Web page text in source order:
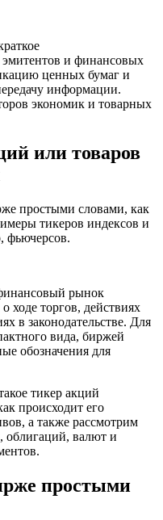
эмитентов и финансовых
ценных бумаг и
информации.
экономик и товарных
или товаров
простыми словами, как
тикеров индексов и
фьючерсов.
рынок
ходе торгов, действиях
в законодательстве. Для
вида, биржей
обозначения для
тикер акций
происходит его
а также рассмотрим
облигаций, валют и
простыми